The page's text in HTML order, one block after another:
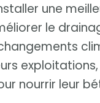
une
le
nourrir leur